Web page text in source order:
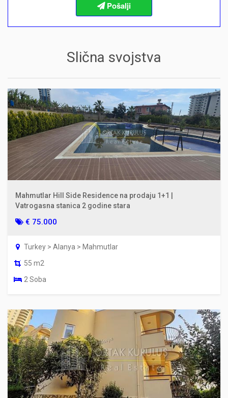
Slična svojstva
Mahmutlar Hill Side Residence na prodaju 1+1 |
Vatrogasna stanica 2 godine stara
€ 75.000
Turkey > Alanya > Mahmutlar
55 m2
2 Soba